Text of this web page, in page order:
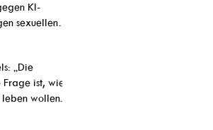
KI-
sexuellen
„Die
ist, wie
wollen.“